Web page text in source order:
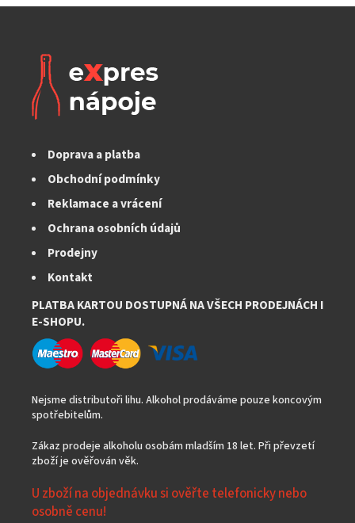
Doprava a platba
Obchodní podmínky
Reklamace a vrácení
Ochrana osobních údajů
Prodejny
Kontakt
PLATBA KARTOU DOSTUPNÁ NA VŠECH PRODEJNÁCH I
E-SHOPU.
Nejsme distributoři lihu. Alkohol prodáváme pouze koncovým
spotřebitelům.
Zákaz prodeje alkoholu osobám mladším 18 let. Při převzetí
zboží je ověřován věk.
U zboží na objednávku si ověřte telefonicky nebo
osobně cenu!